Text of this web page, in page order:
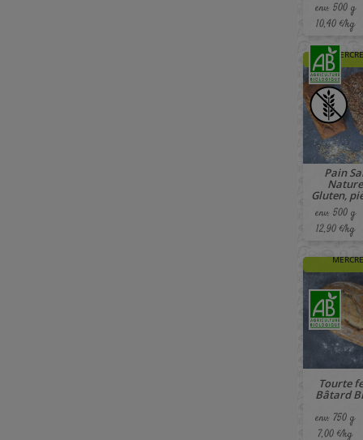
env. 500 g
10,40 €/kg
Pain
Gluten,
env. 500 g
12,90 €/kg
🚚 À
Tourte
Bâtard
env. 750 g
7,00 €/kg
🚚 À